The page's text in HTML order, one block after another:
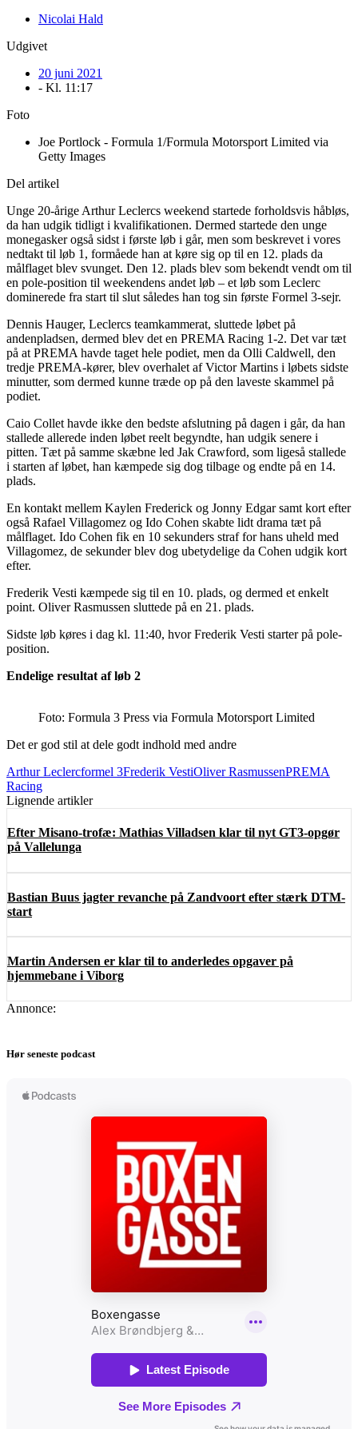
Nicolai Hald
Udgivet
20 juni 2021
- Kl. 11:17
Foto
Joe Portlock - Formula 1/Formula Motorsport Limited via
Getty Images
Del artikel
Unge 20-årige Arthur Leclercs weekend startede forholdsvis håbløs,
da han udgik tidligt i kvalifikationen. Dermed startede den unge
monegasker også sidst i første løb i går, men som beskrevet i vores
nedtakt til løb 1, formåede han at køre sig op til en 12. plads da
målflaget blev svunget. Den 12. plads blev som bekendt vendt om til
en pole-position til weekendens andet løb – et løb som Leclerc
dominerede fra start til slut således han tog sin første Formel 3-sejr.
Dennis Hauger, Leclercs teamkammerat, sluttede løbet på
andenpladsen, dermed blev det en PREMA Racing 1-2. Det var tæt
på at PREMA havde taget hele podiet, men da Olli Caldwell, den
tredje PREMA-kører, blev overhalet af Victor Martins i løbets sidste
minutter, som dermed kunne træde op på den laveste skammel på
podiet.
Caio Collet havde ikke den bedste afslutning på dagen i går, da han
stallede allerede inden løbet reelt begyndte, han udgik senere i
pitten. Tæt på samme skæbne led Jak Crawford, som ligeså stallede
i starten af løbet, han kæmpede sig dog tilbage og endte på en 14.
plads.
En kontakt mellem Kaylen Frederick og Jonny Edgar samt kort efter
også Rafael Villagomez og Ido Cohen skabte lidt drama tæt på
målflaget. Ido Cohen fik en 10 sekunders straf for hans uheld med
Villagomez, de sekunder blev dog ubetydelige da Cohen udgik kort
efter.
Frederik Vesti kæmpede sig til en 10. plads, og dermed et enkelt
point. Oliver Rasmussen sluttede på en 21. plads.
Sidste løb køres i dag kl. 11:40, hvor Frederik Vesti starter på pole-
position.
Endelige resultat af løb 2
Foto: Formula 3 Press via Formula Motorsport Limited
Det er god stil at dele godt indhold med andre
Arthur Leclercformel 3Frederik VestiOliver RasmussenPREMA
Racing
Lignende artikler
Efter Misano-trofæ: Mathias Villadsen klar til nyt GT3-opgør
på Vallelunga
Bastian Buus jagter revanche på Zandvoort efter stærk DTM-
start
Martin Andersen er klar til to anderledes opgaver på
hjemmebane i Viborg
Annonce:
Hør seneste podcast